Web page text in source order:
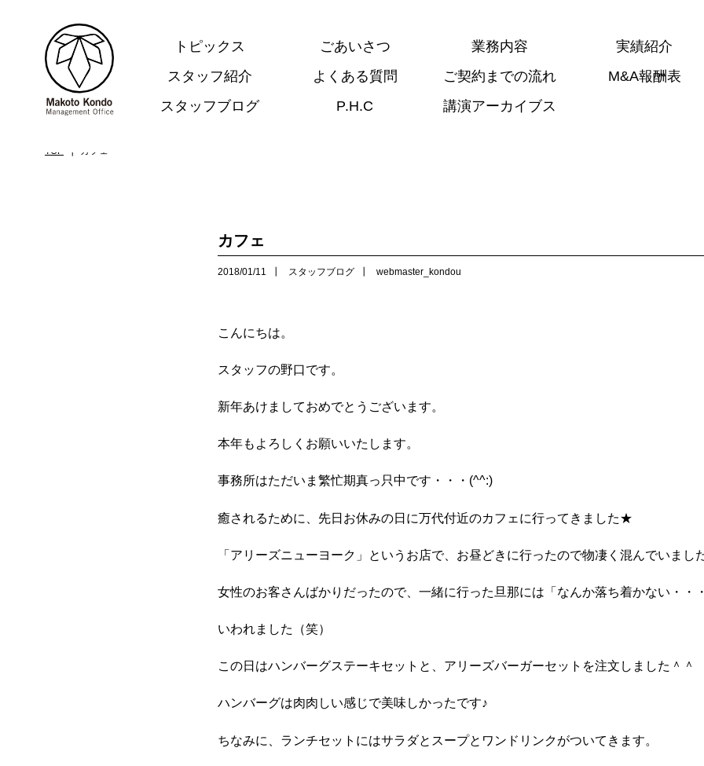
トピックス ごあいさつ 業務内容 実績紹介
スタッフ紹介
よくある質問 ご契約までの流れ M&A報酬表
スタッフブログ
P.H.C 講演アーカイブス
TOP カフェ
カフェ
2018/01/11 スタッフブログ webmaster_kondou
こんにちは。
スタッフの野口です。
新年あけましておめでとうございます。
本年もよろしくお願いいたします。
事務所はただいま繁忙期真っ只中です・・・(^^:)
癒されるために、先日お休みの日に万代付近のカフェに行ってきました★
「アリーズニューヨーク」というお店で、お昼どきに行ったので物凄く混んでいました
女性のお客さんばかりだったので、一緒に行った旦那には「なんか落ち着かない・・
いわれました（笑）
この日はハンバーグステーキセットと、アリーズバーガーセットを注文しました＾＾
ハンバーグは肉肉しい感じで美味しかったです♪
ちなみに、ランチセットにはサラダとスープとワンドリンクがついてきます。